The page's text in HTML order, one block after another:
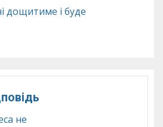
дощитиме і буде
не